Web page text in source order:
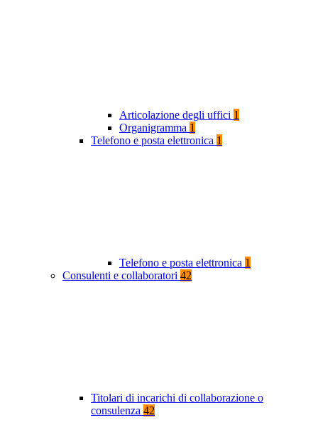
Articolazione degli uffici 1
Organigramma 1
Telefono e posta elettronica 1
Telefono e posta elettronica 1
Consulenti e collaboratori 42
Titolari di incarichi di collaborazione o
consulenza 42